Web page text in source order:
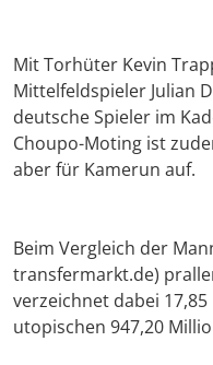
Mit Torhüter Kevin
Mittelfeldspieler Julian
deutsche Spieler im
Choupo-Moting ist
aber für Kamerun auf.
Beim Vergleich der
transfermarkt.de)
verzeichnet dabei
utopischen 947,20